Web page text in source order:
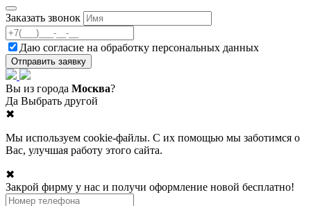
Заказать звонок
Даю согласие на обработку персональных данных
Вы из города Москва?
Да Выбрать другой
✖
Мы используем cookie-файлы. С их помощью мы заботимся о
Вас, улучшая работу этого сайта.
✖
Закрой фирму у нас и получи оформление новой бесплатно!